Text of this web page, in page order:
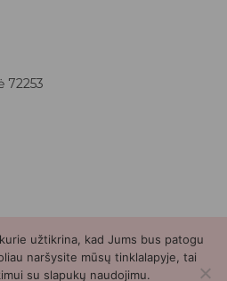
72253
| Svetainė sukurtaMyra.lt
užtikrina, kad Jums bus patogu
naršysite mūsų tinklalapyje, tai
su slapukų naudojimu.